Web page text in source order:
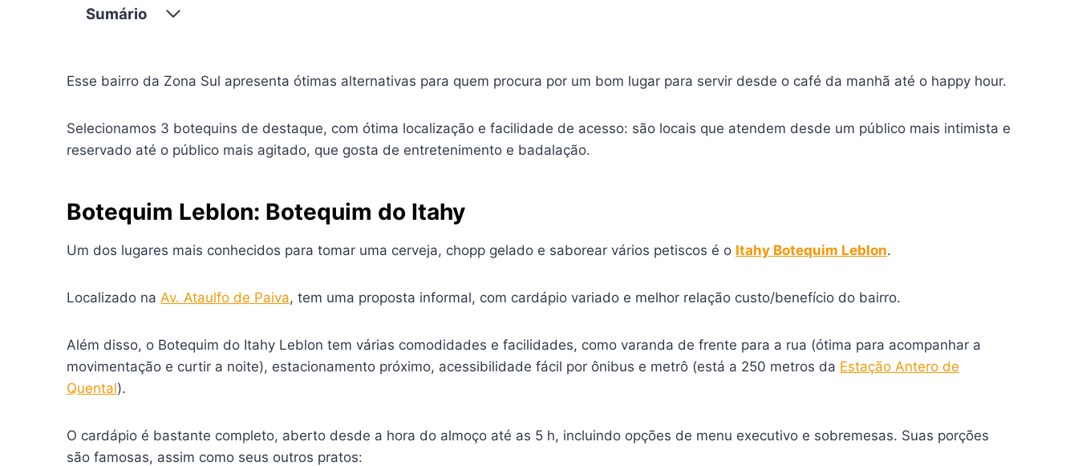
Sumário
Esse bairro da Zona Sul apresenta ótimas alternativas para quem procura por um bom lugar para servir desde o café da manhã até o happy hour.
Selecionamos 3 botequins de destaque, com ótima localização e facilidade de acesso: são locais que atendem desde um público mais intimista e
reservado até o público mais agitado, que gosta de entretenimento e badalação.
Botequim Leblon: Botequim do Itahy
Um dos lugares mais conhecidos para tomar uma cerveja, chopp gelado e saborear vários petiscos é o Itahy Botequim Leblon.
Localizado na Av. Ataulfo de Paiva, tem uma proposta informal, com cardápio variado e melhor relação custo/benefício do bairro.
Além disso, o Botequim do Itahy Leblon tem várias comodidades e facilidades, como varanda de frente para a rua (ótima para acompanhar a
movimentação e curtir a noite), estacionamento próximo, acessibilidade fácil por ônibus e metrô (está a 250 metros da Estação Antero de
Quental).
O cardápio é bastante completo, aberto desde a hora do almoço até as 5 h, incluindo opções de menu executivo e sobremesas. Suas porções
são famosas, assim como seus outros pratos: